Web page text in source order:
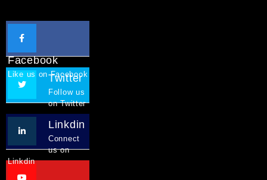
Facebook
Like us on Facebook
Twitter
Follow us
on Twitter
Linkdin
Connect
us on
Linkdin